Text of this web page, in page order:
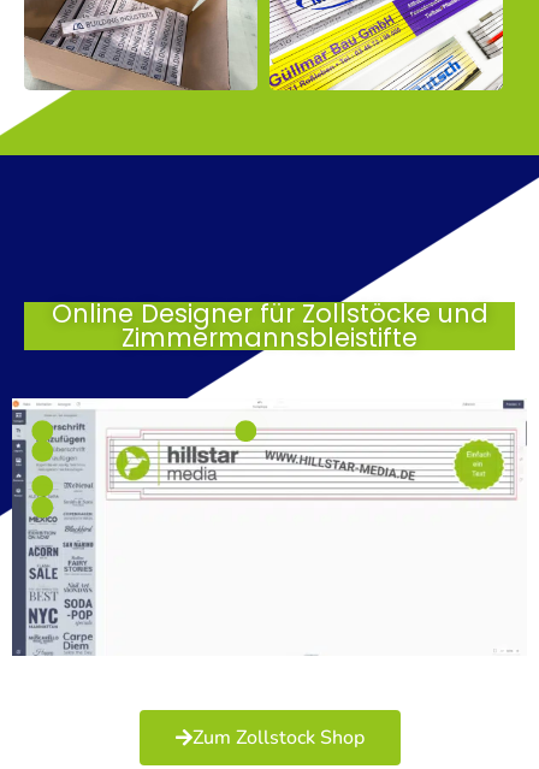
Online Designer für Zollstöcke und
Zimmermannsbleistifte
Zum Zollstock Shop